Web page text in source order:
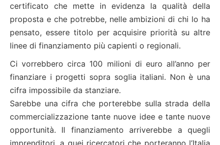
certificato che mette in evidenza la qualità della
proposta e che potrebbe, nelle ambizioni di chi lo ha
pensato, essere titolo per acquisire priorità su altre
linee di finanziamento più capienti o regionali.
Ci vorrebbero circa 100 milioni di euro all’anno per
finanziare i progetti sopra soglia italiani. Non è una
cifra impossibile da stanziare.
Sarebbe una cifra che porterebbe sulla strada della
commercializzazione tante nuove idee e tante nuove
opportunità. Il finanziamento arriverebbe a quegli
imprenditori, a quei ricercatori che porteranno l’Italia